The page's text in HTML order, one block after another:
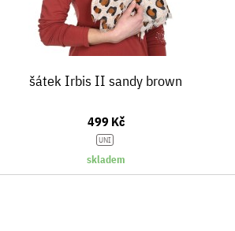
šátek Irbis II sandy brown
499 Kč
UNI
skladem